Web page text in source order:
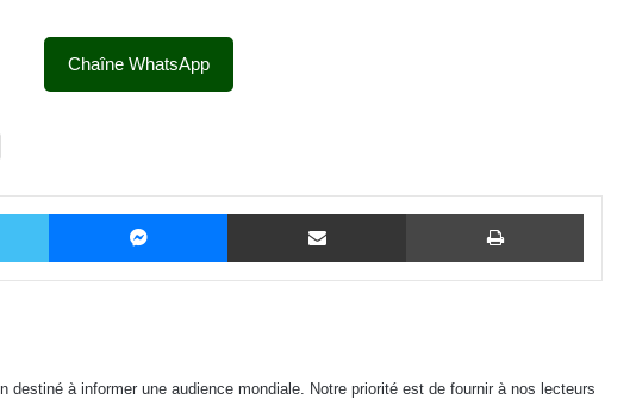
Chaîne WhatsApp
Twitter Messenger Partager par email Imprimer
destiné à informer une audience mondiale. Notre priorité est de fournir à nos lecteurs